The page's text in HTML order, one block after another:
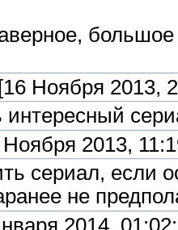
[16 Ноября 2013,
Ноября 2013,
сериал, если
не
2014,